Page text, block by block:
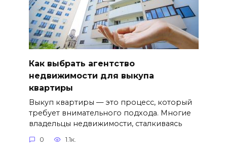
Как выбрать агентство
недвижимости для выкупа
квартиры
Выкуп квартиры — это процесс, который
требует внимательного подхода. Многие
владельцы недвижимости, сталкиваясь
0 1.1к.